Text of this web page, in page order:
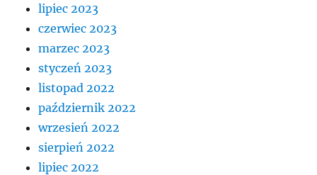
lipiec 2023
czerwiec 2023
marzec 2023
styczeń 2023
listopad 2022
październik 2022
wrzesień 2022
sierpień 2022
lipiec 2022